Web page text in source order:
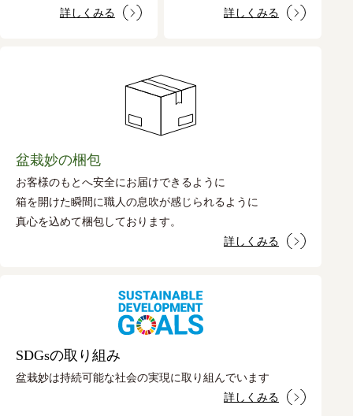
詳しくみる
詳しくみる
盆栽妙の梱包
お客様のもとへ安全にお届けできるように
箱を開けた瞬間に職人の息吹が感じられるように
真心を込めて梱包しております。
詳しくみる
SDGsの取り組み
盆栽妙は持続可能な社会の実現に取り組んでいます
詳しくみる